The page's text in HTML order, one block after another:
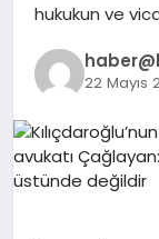
hukukun ve
22 Mayıs